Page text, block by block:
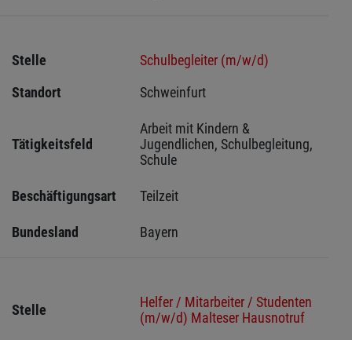
Stelle
Schulbegleiter (m/w/d)
Standort
Schweinfurt
Tätigkeitsfeld
Arbeit mit Kindern &
Jugendlichen, Schulbegleitung,
Schule
Beschäftigungsart Teilzeit
Bundesland Bayern
Stelle
Helfer / Mitarbeiter / Studenten
(m/w/d) Malteser Hausnotruf